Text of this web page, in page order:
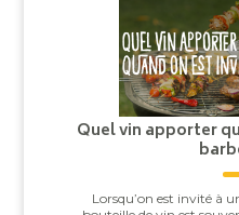
Quel vin apporter
Lorsqu’on est invité à